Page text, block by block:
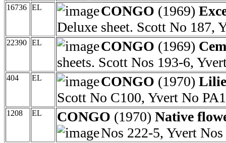
16736 EL CONGO (1969)
Deluxe sheet. Scott No 187,
22390 EL CONGO (1969)
sheets. Scott Nos 193-6,
404 EL CONGO (1970)
Scott No C100, Yvert No
1208 EL CONGO (1970) Native
Nos 222-5, Yvert